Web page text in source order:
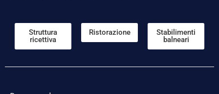
Struttura
ricettiva
Ristorazione
Stabilimenti
balneari